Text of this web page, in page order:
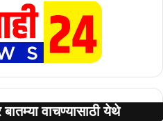
वाचण्यासाठी येथे